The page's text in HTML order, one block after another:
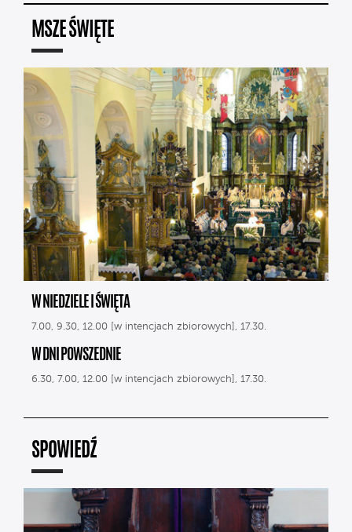
MSZE ŚWIĘTE
W NIEDZIELE I ŚWIĘTA
7.00, 9.30, 12.00 [w intencjach zbiorowych], 17.30.
W DNI POWSZEDNIE
6.30, 7.00, 12.00 [w intencjach zbiorowych], 17.30.
SPOWIEDŹ